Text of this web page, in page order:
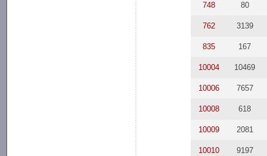
748 80
762 3139
835 167
10004 10469
10006 7657
10008 618
10009 2081
10010 9197